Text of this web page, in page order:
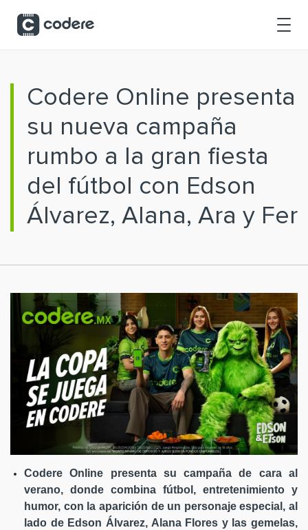
Codere Online presenta
su nueva campaña
rumbo a la gran fiesta
del fútbol con Edson
Álvarez, Alana, Ara y Fer
Codere Online presenta su campaña de cara al
verano, donde combina fútbol, entretenimiento y
humor, con la aparición de un personaje especial, al
lado de Edson Álvarez, Alana Flores y las gemelas,